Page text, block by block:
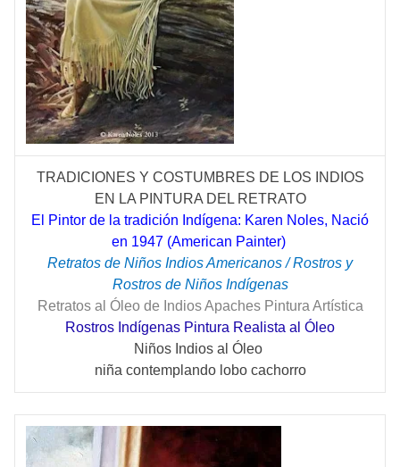
TRADICIONES Y COSTUMBRES DE LOS INDIOS
EN LA PINTURA DEL RETRATO
El Pintor de la tradición Indígena: Karen Noles, Nació
en 1947 (American Painter)
Retratos de Niños Indios Americanos / Rostros y
Rostros de Niños Indígenas
Retratos al Óleo de Indios Apaches Pintura Artística
Rostros Indígenas Pintura Realista al Óleo
Niños Indios al Óleo
niña contemplando lobo cachorro